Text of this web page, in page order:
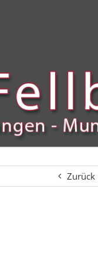
Zurück